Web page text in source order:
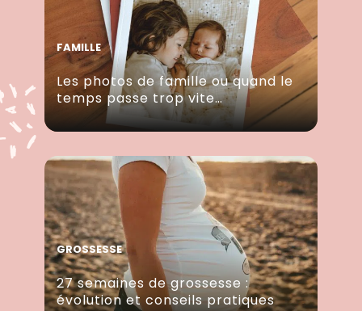
FAMILLE
Les photos de famille ou quand le
temps passe trop vite…
GROSSESSE
27 semaines de grossesse :
évolution et conseils pratiques